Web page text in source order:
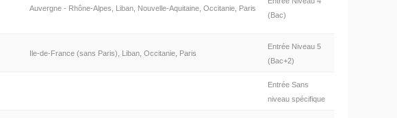
Auvergne - Rhône-Alpes, Liban, Nouvelle-Aquitaine, Occitanie, Paris
(Bac)
Ile-de-France (sans Paris), Liban, Occitanie, Paris
Entrée Niveau 5
(Bac+2)
Entrée Sans
niveau spécifique